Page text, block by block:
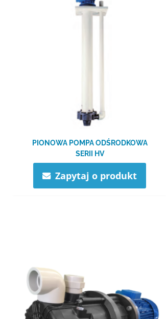
PIONOWA POMPA ODŚRODKOWA
SERII HV
Zapytaj o produkt